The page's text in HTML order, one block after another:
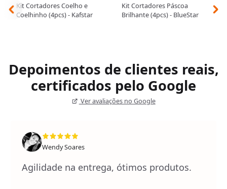
Kit Cortadores Coelho e
Coelhinho (4pcs) - Kafstar
Kit Cortadores Páscoa
Brilhante (4pcs) - BlueStar
Depoimentos de clientes reais,
certificados pelo Google
Ver avaliações no Google
Wendy Soares
Agilidade na entrega, ótimos produtos.